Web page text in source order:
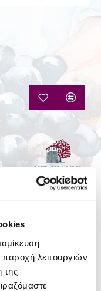
λειτουργιών
της
Κυρ Γιάννη -
Κτήμα
Ξηρός